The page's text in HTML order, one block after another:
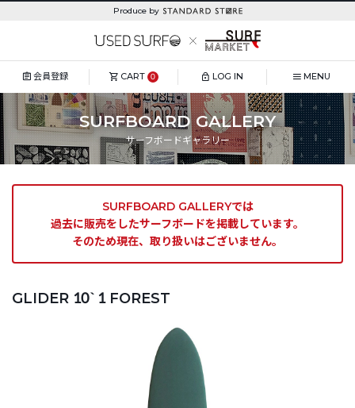
Produce by
会員登録 CART 0 LOG IN MENU
SURFBOARD GALLERY
サーフボードギャラリー
SURFBOARD GALLERYでは
過去に販売をしたサーフボードを掲載しています。
そのため現在、取り扱いはございません。
GLIDER 10`1 FOREST